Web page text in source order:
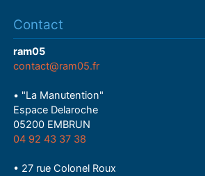
Contact
ram05
contact@ram05.fr
• "La Manutention"
Espace Delaroche
05200 EMBRUN
04 92 43 37 38
• 27 rue Colonel Roux